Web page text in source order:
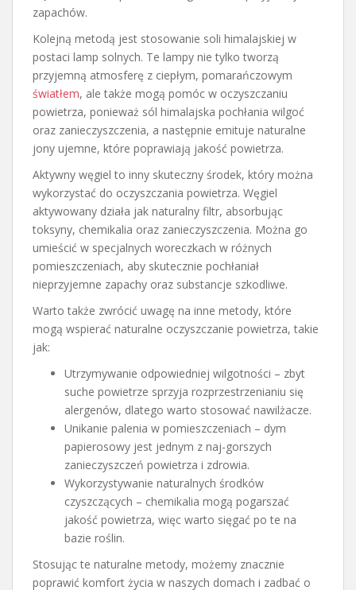
zapachów.
Kolejną metodą jest stosowanie soli himalajskiej w
postaci lamp solnych. Te lampy nie tylko tworzą
przyjemną atmosferę z ciepłym, pomarańczowym
światłem, ale także mogą pomóc w oczyszczaniu
powietrza, ponieważ sól himalajska pochłania wilgoć
oraz zanieczyszczenia, a następnie emituje naturalne
jony ujemne, które poprawiają jakość powietrza.
Aktywny węgiel to inny skuteczny środek, który można
wykorzystać do oczyszczania powietrza. Węgiel
aktywowany działa jak naturalny filtr, absorbując
toksyny, chemikalia oraz zanieczyszczenia. Można go
umieścić w specjalnych woreczkach w różnych
pomieszczeniach, aby skutecznie pochłaniał
nieprzyjemne zapachy oraz substancje szkodliwe.
Warto także zwrócić uwagę na inne metody, które
mogą wspierać naturalne oczyszczanie powietrza, takie
jak:
Utrzymywanie odpowiedniej wilgotności – zbyt
suche powietrze sprzyja rozprzestrzenianiu się
alergenów, dlatego warto stosować nawilżacze.
Unikanie palenia w pomieszczeniach – dym
papierosowy jest jednym z naj-gorszych
zanieczyszczeń powietrza i zdrowia.
Wykorzystywanie naturalnych środków
czyszczących – chemikalia mogą pogarszać
jakość powietrza, więc warto sięgać po te na
bazie roślin.
Stosując te naturalne metody, możemy znacznie
poprawić komfort życia w naszych domach i zadbać o